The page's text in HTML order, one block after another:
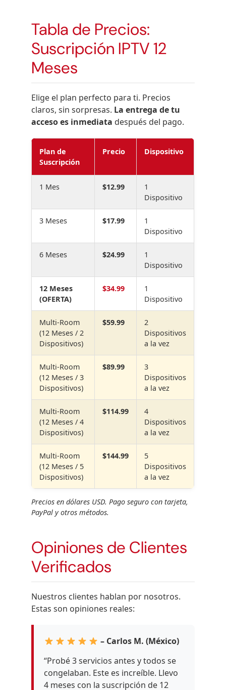
Tabla de Precios:
Suscripción IPTV 12
Meses
Elige el plan perfecto para ti. Precios
claros, sin sorpresas. La entrega de tu
acceso es inmediata después del pago.
Plan de
Suscripción
Precio Dispositivo
1 Mes $12.99
1
Dispositivo
3 Meses $17.99
1
Dispositivo
6 Meses $24.99
1
Dispositivo
12 Meses
(OFERTA)
$34.99
1
Dispositivo
Multi-Room
(12 Meses / 2
Dispositivos)
$59.99
2
Dispositivos
a la vez
Multi-Room
(12 Meses / 3
Dispositivos)
$89.99
3
Dispositivos
a la vez
Multi-Room
(12 Meses / 4
Dispositivos)
$114.99
4
Dispositivos
a la vez
Multi-Room
(12 Meses / 5
Dispositivos)
$144.99
5
Dispositivos
a la vez
Precios en dólares USD. Pago seguro con tarjeta,
PayPal y otros métodos.
Opiniones de Clientes
Verificados
Nuestros clientes hablan por nosotros.
Estas son opiniones reales:
– Carlos M. (México)
“Probé 3 servicios antes y todos se
congelaban. Este es increíble. Llevo
4 meses con la suscripción de 12